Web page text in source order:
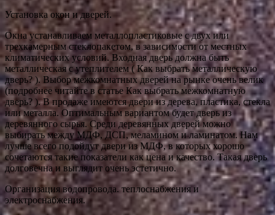
Установка окон и дверей.
Окна устанавливаем металлопластиковые с двух или
трехкамерным стеклопакетом, в зависимости от местных
климатических условий. Входная дверь должна быть
металлическая с утеплителем ( Как выбрать металлическую
дверь? ). Выбор межкомнатных дверей на рынке очень велик
(подробнее читайте в статье Как выбрать межкомнатную
дверь? ). В продаже имеются двери из дерева, пластика, стекла
или металла. Оптимальным вариантом будет дверь из
деревянного сырья. Среди деревянных дверей можно
выбирать между МДФ, ДСП, меламином и ламинатом. Нам
лучше всего подойдут двери из МДФ, в которых хорошо
сочетаются такие показатели как цена и качество. Такая дверь
долговечна и выглядит очень эстетично.
Организация водопровода. теплоснабжения и
электроснабжения.